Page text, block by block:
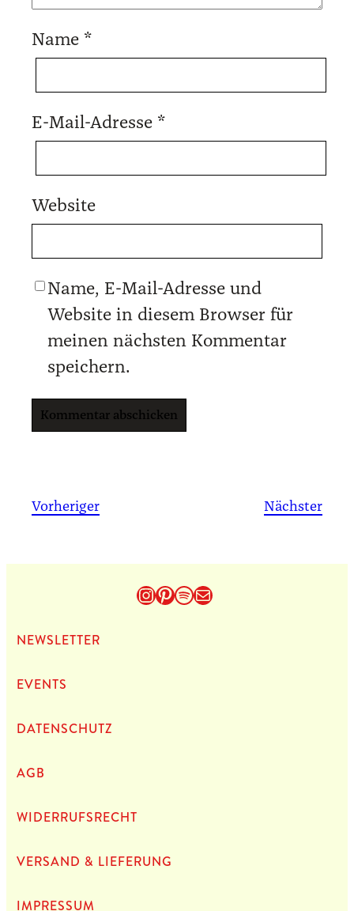
Name *
E-Mail-Adresse *
Website
Name, E-Mail-Adresse und
Website in diesem Browser für
meinen nächsten Kommentar
speichern.
Vorheriger Nächster
Instagram
Pinterest
Spotify
E-Mail
NEWS­LET­TER
EVENTS
DATEN­SCHUTZ
AGB
WIDERRUFSRECHT
VERSAND & LIEFERUNG
IMPRES­SUM